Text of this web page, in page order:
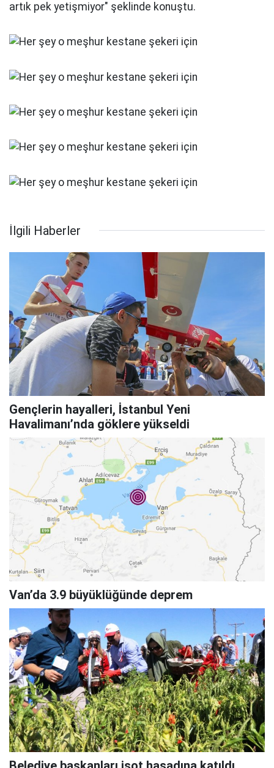
artık pek yetişmiyor" şeklinde konuştu.
İlgili Haberler
Gençlerin hayalleri, İstanbul Yeni
Havalimanı’nda göklere yükseldi
Van’da 3.9 büyüklüğünde deprem